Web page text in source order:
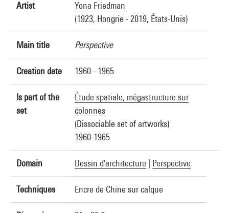
Artist
Yona Friedman
(1923, Hongrie - 2019, États-Unis)
Main title Perspective
Creation date 1960 - 1965
Is part of the
set
Étude spatiale, mégastructure sur
colonnes
(Dissociable set of artworks)
1960-1965
Domain Dessin d'architecture Perspective
Techniques Encre de Chine sur calque